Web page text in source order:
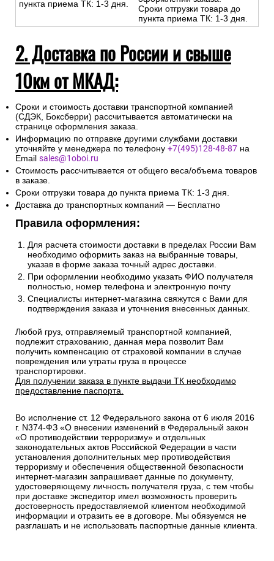
пункта приема ТК: 1-3 дня.
Сроки отгрузки товара до
пункта приема ТК: 1-3 дня.
2. Доставка по России и свыше
10км от МКАД:
Сроки и стоимость доставки транспортной компанией
(СДЭК, Боксберри) рассчитывается автоматически на
странице оформления заказа.
Информацию по отправке другими службами доставки
уточняйте у менеджера по телефону +7(495)128-48-87 на
Email sales@1oboi.ru
Стоимость рассчитывается от общего веса/объема товаров
в заказе.
Сроки отгрузки товара до пункта приема ТК: 1-3 дня.
Доставка до транспортных компаний — Бесплатно
Правила оформления:
Для расчета стоимости доставки в пределах России Вам
необходимо оформить заказ на выбранные товары,
указав в форме заказа точный адрес доставки.
При оформлении необходимо указать ФИО получателя
полностью, номер телефона и электронную почту
Специалисты интернет-магазина свяжутся с Вами для
подтверждения заказа и уточнения внесенных данных.
Любой груз, отправляемый транспортной компанией,
подлежит страхованию, данная мера позволит Вам
получить компенсацию от страховой компании в случае
повреждения или утраты груза в процессе
транспортировки.
Для получении заказа в пункте выдачи ТК необходимо
предоставление паспорта.
Во исполнение ст. 12 Федерального закона от 6 июля 2016
г. N374-ФЗ «О внесении изменений в Федеральный закон
«О противодействии терроризму» и отдельных
законодательных актов Российской Федерации в части
установления дополнительных мер противодействия
терроризму и обеспечения общественной безопасности
интернет-магазин запрашивает данные по документу,
удостоверяющему личность получателя груза, с тем чтобы
при доставке экспедитор имел возможность проверить
достоверность предоставляемой клиентом необходимой
информации и отразить ее в договоре. Мы обязуемся не
разглашать и не использовать паспортные данные клиента.